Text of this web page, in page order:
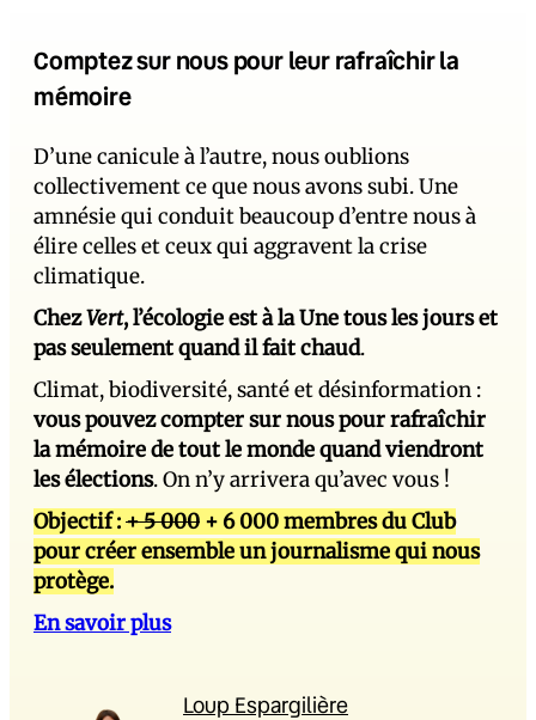
Comptez sur nous pour leur rafraîchir la
mémoire
D’une canicule à l’autre, nous oublions
collectivement ce que nous avons subi. Une
amnésie qui conduit beaucoup d’entre nous à
élire celles et ceux qui aggravent la crise
climatique.
ChezVert, l’écologie est à la Une tous les jours et
pas seulement quand il fait chaud.
Climat, biodiversité, santé et désinformation :
vous pouvez compter sur nous pour rafraîchir
la mémoire de tout le monde quand viendront
les élections. On n’y arrivera qu’avec vous !
Objectif :+ 5 000 + 6 000 membres du Club
pour créer ensemble un journalisme qui nous
protège.
En savoir plus
Loup Espargilière